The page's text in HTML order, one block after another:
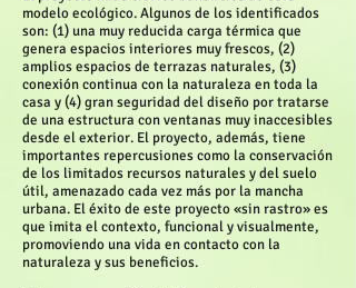
modelo ecológico. Algunos de los identificados
son: (1) una muy reducida carga térmica que
genera espacios interiores muy frescos, (2)
amplios espacios de terrazas naturales, (3)
conexión continua con la naturaleza en toda la
casa y (4) gran seguridad del diseño por tratarse
de una estructura con ventanas muy inaccesibles
desde el exterior. El proyecto, además, tiene
importantes repercusiones como la conservación
de los limitados recursos naturales y del suelo
útil, amenazado cada vez más por la mancha
urbana. El éxito de este proyecto «sin rastro» es
que imita el contexto, funcional y visualmente,
promoviendo una vida en contacto con la
naturaleza y sus beneficios.